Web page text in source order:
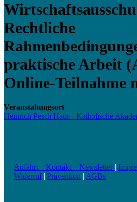
Rechtliche
praktische Arbeit
Online-Teilnahme
Veranstaltungsort
Heinrich Pesch Haus - Katholische
Anfahrt – Kontakt – Newsletter |
Widerruf| Prävention | AGBs